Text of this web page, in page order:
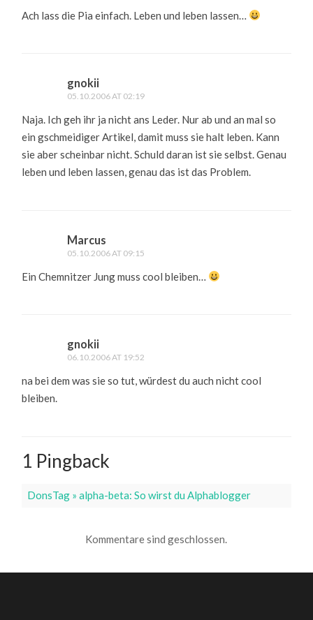
Ach lass die Pia einfach. Leben und leben lassen…
gnokii
05.10.2006 AT 02:19
Naja. Ich geh ihr ja nicht ans Leder. Nur ab und an mal so
ein gschmeidiger Artikel, damit muss sie halt leben. Kann
sie aber scheinbar nicht. Schuld daran ist sie selbst. Genau
leben und leben lassen, genau das ist das Problem.
Marcus
05.10.2006 AT 09:15
Ein Chemnitzer Jung muss cool bleiben…
gnokii
06.10.2006 AT 19:52
na bei dem was sie so tut, würdest du auch nicht cool
bleiben.
1 Pingback
DonsTag » alpha-beta: So wirst du Alphablogger
Kommentare sind geschlossen.